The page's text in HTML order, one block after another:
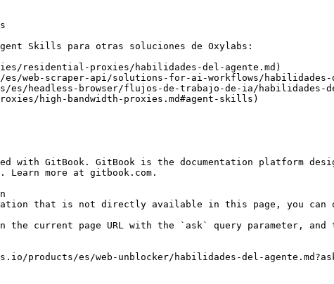
Skills para otras soluciones de Oxylabs:
residential-proxies/habilidades-del-agente.md)
es/web-scraper-api/solutions-for-ai-workflows/habilidades-
es/headless-browser/flujos-de-trabajo-de-ia/habilidades-
high-bandwidth-proxies.md#agent-skills)
with GitBook. GitBook is the documentation platform
more at gitbook.com.
that is not directly available in this page, you can
on the current page URL with the `ask` query parameter,
products/es/web-unblocker/habilidades-del-